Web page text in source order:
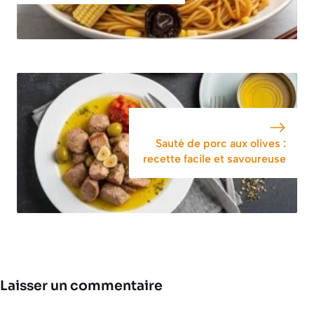
Sauté de porc aux olives :
recette facile et savoureuse
Laisser un commentaire